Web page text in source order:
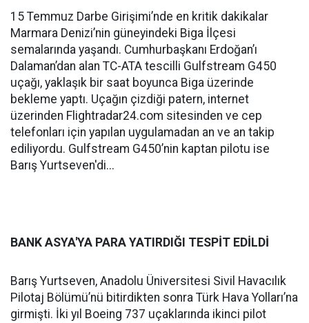
15 Temmuz Darbe Girişimi’nde en kritik dakikalar
Marmara Denizi’nin güneyindeki Biga İlçesi
semalarında yaşandı. Cumhurbaşkanı Erdoğan’ı
Dalaman’dan alan TC-ATA tescilli Gulfstream G450
uçağı, yaklaşık bir saat boyunca Biga üzerinde
bekleme yaptı. Uçağın çizdiği patern, internet
üzerinden Flightradar24.com sitesinden ve cep
telefonları için yapılan uygulamadan an ve an takip
ediliyordu. Gulfstream G450’nin kaptan pilotu ise
Barış Yurtseven'di...
BANK ASYA'YA PARA YATIRDIĞI TESPİT EDİLDİ
Barış Yurtseven, Anadolu Üniversitesi Sivil Havacılık
Pilotaj Bölümü’nü bitirdikten sonra Türk Hava Yolları’na
girmişti. İki yıl Boeing 737 uçaklarında ikinci pilot